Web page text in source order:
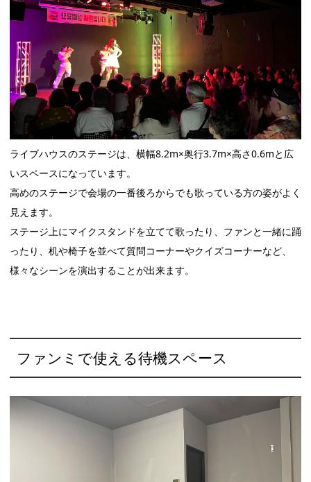
ライブハウスのステージは、横幅8.2m×奥行3.7m×高さ0.6mと広
いスペースになっています。
高めのステージで会場の一番後ろからでも歌っている方の姿がよく
見えます。
ステージ上にマイクスタンドを立てて歌ったり、ファンと一緒に踊
ったり、机や椅子を並べて質問コーナーやクイズコーナーなど、
様々なシーンを演出することが出来ます。
ファンミで使える待機スペース